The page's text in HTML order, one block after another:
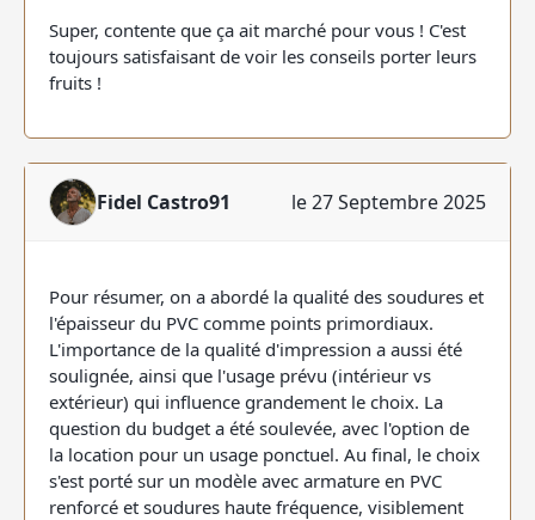
Super, contente que ça ait marché pour vous ! C'est
toujours satisfaisant de voir les conseils porter leurs
fruits !
Fidel Castro91 le 27 Septembre 2025
Pour résumer, on a abordé la qualité des soudures et
l'épaisseur du PVC comme points primordiaux.
L'importance de la qualité d'impression a aussi été
soulignée, ainsi que l'usage prévu (intérieur vs
extérieur) qui influence grandement le choix. La
question du budget a été soulevée, avec l'option de
la location pour un usage ponctuel. Au final, le choix
s'est porté sur un modèle avec armature en PVC
renforcé et soudures haute fréquence, visiblement